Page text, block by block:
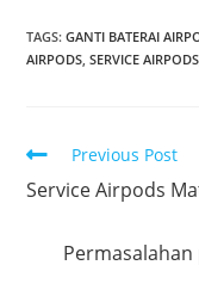
TAGS:GANTI BATERAI
AIRPODS, SERVICE AIRPODS
Previous Post
Service Airpods
Permasalahan